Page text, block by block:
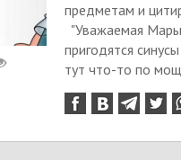
предметам и
"Уважаемая
пригодятся
тут что-то по